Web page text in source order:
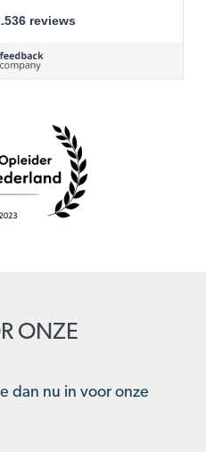
reviews
ONZE
dan nu in voor onze